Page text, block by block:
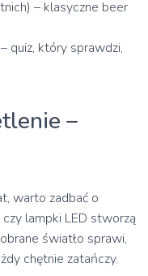
– klasyczne beer
– quiz, który sprawdzi,
–
warto zadbać o
lampki LED stworzą
światło sprawi,
chętnie zatańczy.